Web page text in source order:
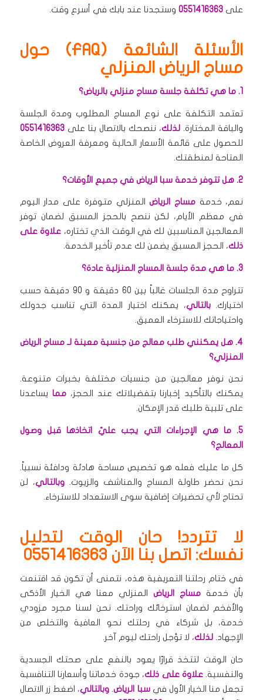
على 0551416363وستجدنا عند بابك في أسرع وقت.
الأسئلة الشائعة (FAQ) حول
مساج الرياض المنزلي
1. ما هي تكلفة جلسة مساج منزلي بالرياض؟
تعتمد التكلفة على نوع المساج المطلوب ومدة الجلسة
والباقة المختارة. لذلك، ننصحك بالاتصال بنا على0551416363
للحصول على قائمة الأسعار الحالية ومعرفة العروض الخاصة
المتاحة لمنطقتك.
2. هل تتوفر خدمة سبا الرياض في جميع الأوقات؟
نعم، خدمةمساج الرياضالمنزلي متوفرة على مدار اليوم
في معظم الأيام، لكن ننصح بالحجز المسبق لضمان توفر
المعالجين المناسبين لك في الوقت الذي تختاره، علاوة على
ذلك، الحجز المسبق يضمن لك عدم تأخير الخدمة.
3. ما هي مدة جلسة المساج المنزلية عادة؟
تتراوح مدة الجلسات غالباً بين 60 دقيقة و 90 دقيقة حسب
اختيارك.بالتالي، يمكنك اختيار المدة التي تناسب جدولك
واحتياجاتك للاسترخاء العميق.
4. هل يمكنني طلب معالج من جنسية معينة لـ مساج الرياض
المنزلي؟
نحن نوفر معالجين من جنسيات مختلفة بخبرات متنوعة.
يمكنك بالتأكيد إخبارنا بتفضيلاتك عند الحجز،مما يساعدنا
على تلبية طلبك قدر الإمكان.
5. ما هي الإجراءات التي يجب عليّ اتخاذها قبل وصول
المعالج؟
كل ما عليك فعله هو تخصيص مساحة هادئة ودافئة نسبياً.
نحن نحضر طاولة المساج والمناشف والزيوت.وبالتالي، لن
تحتاج لأي تحضيرات إضافية سوى الاستعداد للاسترخاء.
لا تتردد! حان الوقت لتدليل
نفسك: اتصل بنا الآن 0551416363
في ختام رحلتنا التعريفية هذه، نتمنى أن تكون قد اقتنعت
بأن خدمة مساج الرياضالمنزلي معنا هي الخيار الأذكى
والأفخم لضمان استرخائك وراحتك. نحن لسنا مجرد مزودي
خدمة، بل شركاء في رحلتك نحو العافية والتخلص من
الإجهاد. لذلك، لا تؤجل راحتك ليوم آخر.
حان الوقت لتتخذ قرارًا يعود بالنفع على صحتك الجسدية
والنفسية. علاوة على ذلك، جودة خدماتنا وأسعارنا التنافسية
تجعل منا الخيار الأول فيسبا الرياض. وبالتالي، اضغط زر الاتصال